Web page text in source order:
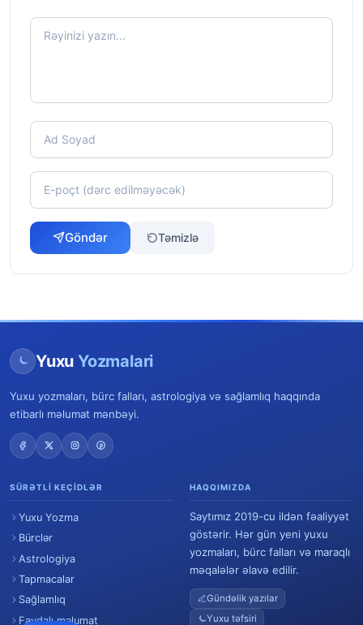
Göndər Təmizlə
Yuxu Yozmalari
Yuxu yozmaları, bürc falları, astrologiya və sağlamlıq haqqında
etibarlı məlumat mənbəyi.
SÜRƏTLI KEÇIDLƏR
Yuxu Yozma
Bürclər
Astrologiya
Tapmacalar
Sağlamlıq
Faydalı məlumat
HAQQIMIZDA
Saytımız 2019-cu ildən fəaliyyət
göstərir. Hər gün yeni yuxu
yozmaları, bürc falları və maraqlı
məqalələr əlavə edilir.
Gündəlik yazılar
Yuxu təfsiri